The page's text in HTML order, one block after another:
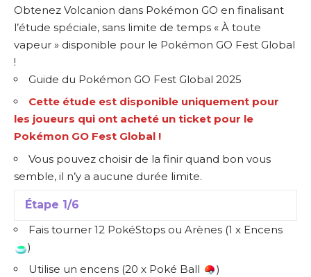
Obtenez Volcanion dans Pokémon GO en finalisant
l’étude spéciale, sans limite de temps « À toute
vapeur » disponible pour le Pokémon GO Fest Global
!
Guide du Pokémon GO Fest Global 2025
Cette étude est disponible uniquement pour
les joueurs qui ont acheté un ticket pour le
Pokémon GO Fest Global !
Vous pouvez choisir de la finir quand bon vous
semble, il n’y a aucune durée limite.
Étape 1/6
Fais tourner 12 PokéStops ou Arènes (1 x Encens
)
Utilise un encens (20 x Poké Ball
)